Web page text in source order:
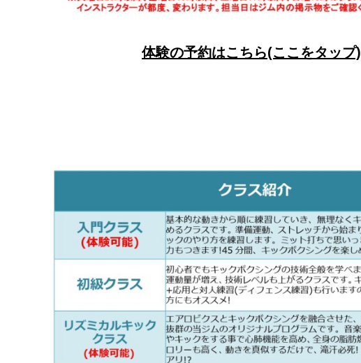
体験の予約はこちら(ここをタップ)